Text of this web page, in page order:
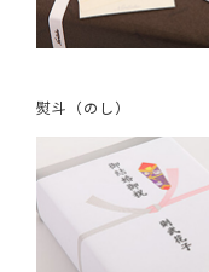
熨斗（のし）